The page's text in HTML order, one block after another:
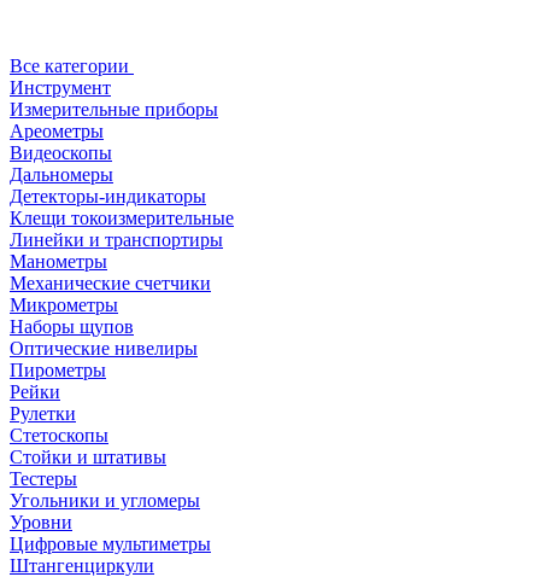
Все категории
Инструмент
Измерительные приборы
Ареометры
Видеоскопы
Дальномеры
Детекторы-индикаторы
Клещи токоизмерительные
Линейки и транспортиры
Манометры
Механические счетчики
Микрометры
Наборы щупов
Оптические нивелиры
Пирометры
Рейки
Рулетки
Стетоскопы
Стойки и штативы
Тестеры
Угольники и угломеры
Уровни
Цифровые мультиметры
Штангенциркули